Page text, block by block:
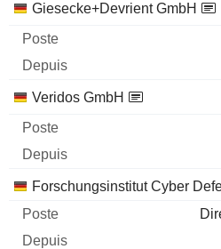
Giesecke+Devrient GmbH
Veridos GmbH
Forschungsinstitut Cyber